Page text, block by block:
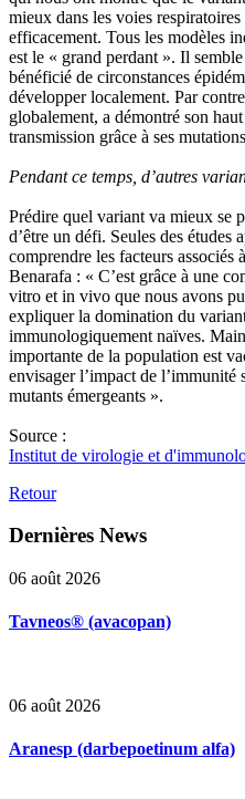
mieux dans les voies
efficacement. Tous les modèles
est le « grand perdant ». Il
bénéficié de circonstances
développer localement. Par
globalement, a démontré son
transmission grâce à ses
Pendant ce temps, d’autres
Prédire quel variant va mieux se
d’être un défi. Seules des études
comprendre les facteurs
Benarafa : « C’est grâce à une
vitro et in vivo que nous avons
expliquer la domination du
immunologiquement naïves.
importante de la population est
envisager l’impact de l’immunité
mutants émergeants ».
Source :
Institut de virologie et
Retour
Dernières News
06 août 2026
Tavneos® (avacopan)
06 août 2026
Aranesp (darbepoetinum alfa)